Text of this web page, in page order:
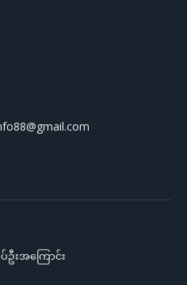
ဦးအကြောင်း